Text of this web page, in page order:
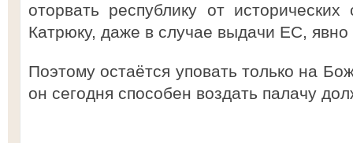
оторвать республику от
Катрюку, даже в случае выдачи ЕС, явно
Поэтому остаётся уповать только на
он сегодня способен воздать палачу